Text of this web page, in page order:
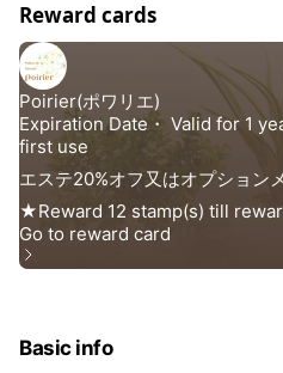
Reward cards
Basic info